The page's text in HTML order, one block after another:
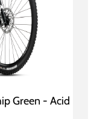
Green - Acid